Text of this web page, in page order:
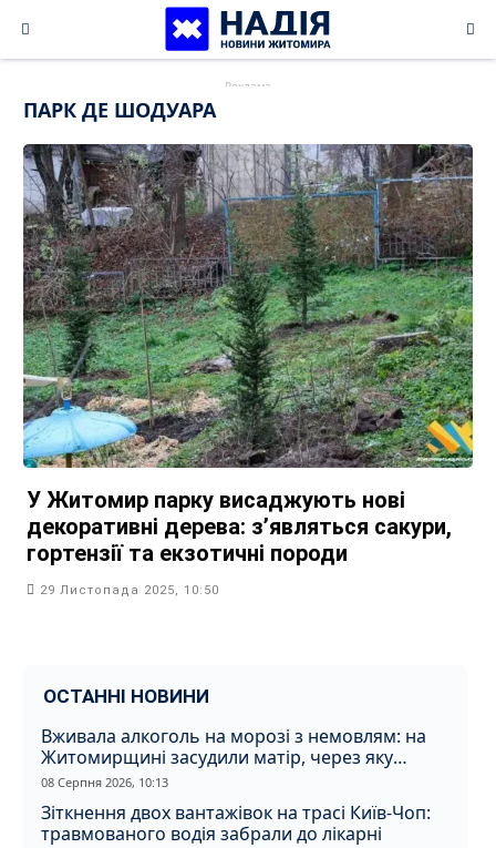
content
ПАРК ДЕ ШОДУАРА
У Житомир парку висаджують нові
декоративні дерева: з’являться сакури,
гортензії та екзотичні породи
29 Листопада 2025, 10:50
ОСТАННІ НОВИНИ
Вживала алкоголь на морозі з немовлям: на
Житомирщині засудили матір, через яку
дитина отримала обмороження
08 Серпня 2026, 10:13
Зіткнення двох вантажівок на трасі Київ-Чоп:
травмованого водія забрали до лікарні